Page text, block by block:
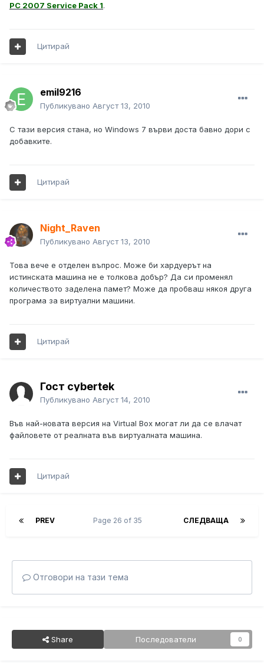
PC 2007 Service Pack 1.
Цитирай
emil9216
Публикувано Август 13, 2010
С тази версия стана, но Windows 7 върви доста бавно дори с
добавките.
Цитирай
Night_Raven
Публикувано Август 13, 2010
Това вече е отделен въпрос. Може би хардуерът на
истинската машина не е толкова добър? Да си променял
количеството заделена памет? Може да пробваш някоя друга
програма за виртуални машини.
Цитирай
Гост cybertek
Публикувано Август 14, 2010
Във най-новата версия на Virtual Box могат ли да се влачат
файловете от реалната във виртуалната машина.
Цитирай
PREV СЛЕДВАЩА
Page 26 of 35
Отговори на тази тема
Share Последователи 0